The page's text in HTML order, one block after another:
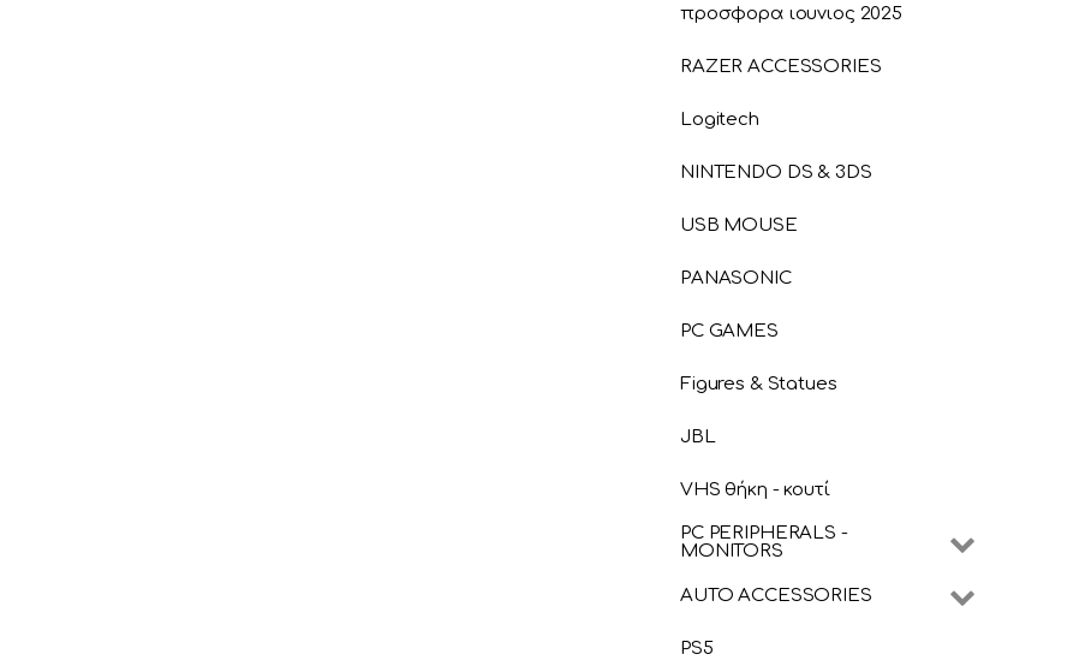
προσφορα ιουνιος 2025
RAZER ACCESSORIES
Logitech
NINTENDO DS & 3DS
USB MOUSE
PANASONIC
PC GAMES
Figures & Statues
JBL
VHS θήκη - κουτί
PC PERIPHERALS -
MONITORS
AUTO ACCESSORIES
PS5